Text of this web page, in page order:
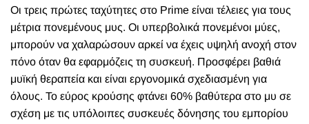
Οι τρεις πρώτες ταχύτητες στο Prime είναι τέλειες για τους
μέτρια πονεμένους μυς. Οι υπερβολικά πονεμένοι μύες,
μπορούν να χαλαρώσουν αρκεί να έχεις υψηλή ανοχή στον
πόνο όταν θα εφαρμόζεις τη συσκευή. Προσφέρει βαθιά
μυϊκή θεραπεία και είναι εργονομικά σχεδιασμένη για
όλους. Το εύρος κρούσης φτάνει 60% βαθύτερα στο μυ σε
σχέση με τις υπόλοιπες συσκευές δόνησης του εμπορίου